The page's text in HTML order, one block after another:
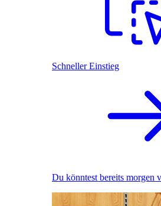
Schneller Einstieg
Du könntest bereits morgen